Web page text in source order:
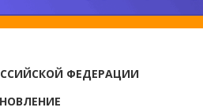
ФЕДЕРАЦИИ